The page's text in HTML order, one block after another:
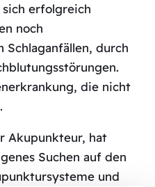
sich erfolgreich
noch
Schlaganfällen, durch
die nicht
Akupunkteur, hat
Suchen auf den
und